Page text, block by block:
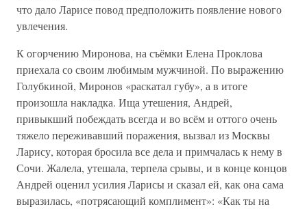
что дало Ларисе повод предположить появление нового
увлечения.
К огорчению Миронова, на съёмки Елена Проклова
приехала со своим любимым мужчиной. По выражению
Голубкиной, Миронов «раскатал губу», а в итоге
произошла накладка. Ища утешения, Андрей,
привыкший побеждать всегда и во всём и оттого очень
тяжело переживавший поражения, вызвал из Москвы
Ларису, которая бросила все дела и примчалась к нему в
Сочи. Жалела, утешала, терпела срывы, и в конце концов
Андрей оценил усилия Ларисы и сказал ей, как она сама
выразилась, «потрясающий комплимент»: «Как ты на